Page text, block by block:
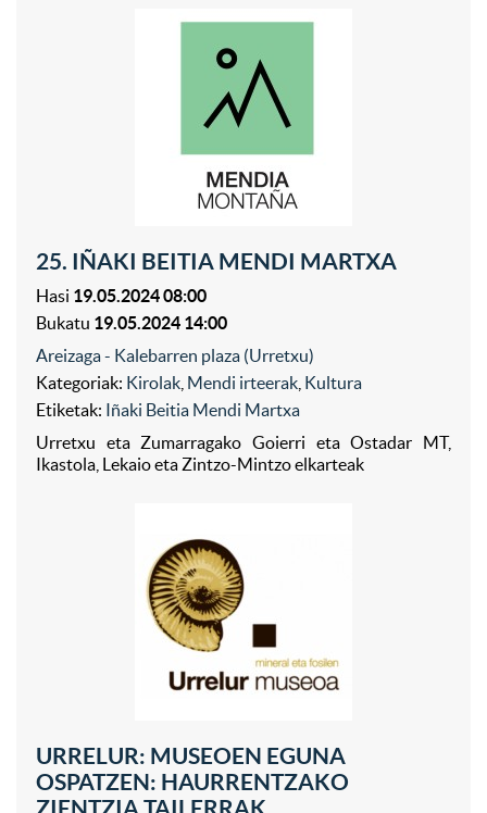
25. IÑAKI BEITIA MENDI MARTXA
Hasi 19.05.2024 08:00
Bukatu 19.05.2024 14:00
Areizaga - Kalebarren plaza (Urretxu)
Kategoriak: Kirolak Mendi irteerak Kultura
Etiketak: Iñaki Beitia Mendi Martxa
Urretxu eta Zumarragako Goierri eta Ostadar MT,
Ikastola, Lekaio eta Zintzo-Mintzo elkarteak
URRELUR: MUSEOEN EGUNA
OSPATZEN: HAURRENTZAKO
ZIENTZIA TAILERRAK